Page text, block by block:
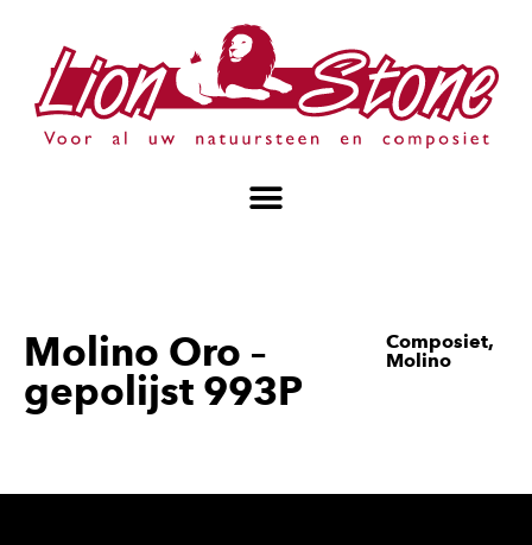
Molino Oro –
gepolijst 993P
Composiet,
Molino